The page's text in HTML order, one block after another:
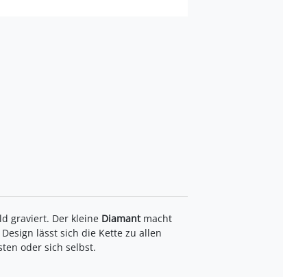
graviert. Der kleine Diamantmacht
lässt sich die Kette zu allen
oder sich selbst.